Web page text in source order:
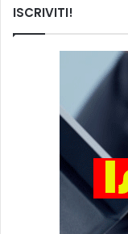
ISCRIVITI!